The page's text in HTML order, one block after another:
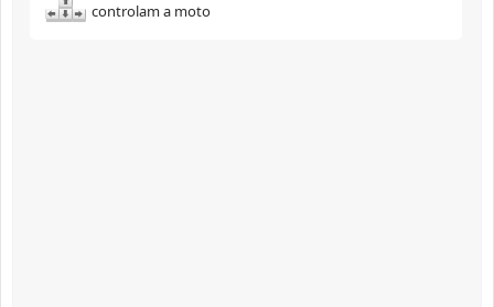
controlam a moto